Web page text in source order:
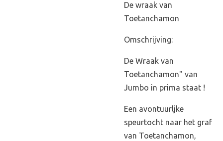
De wraak van
Toetanchamon
Omschrijving:
De Wraak van
Toetanchamon" van
Jumbo in prima staat !
Een avontuurljke
speurtocht naar het graf
van Toetanchamon,